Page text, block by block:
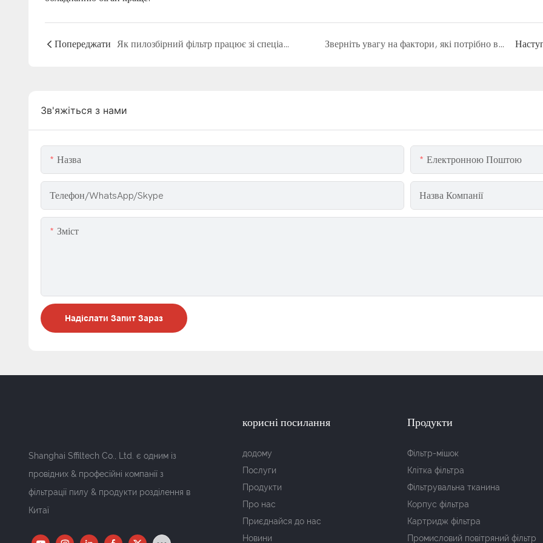
Попереджати Як пилозбірний фільтр працює зі спеціальним пиловим фільтром? Зверніть увагу на фактори, які потрібно враховувати, купуючи мішок-фільтр
Зв'яжіться з нами
Назва Електронною Поштою
Телефон/WhatsApp/Skype Назва Компанії
Зміст
Надіслати Запит Зараз
Shanghai Sffiltech Co., Ltd. є одним із
провідних & професійні компанії з
фільтрації пилу & продукти розділення в
Китаї
корисні посилання
додому
Послуги
Продукти
Про нас
Приєднайся до нас
Новини
Продукти
Фільтр-мішок
Клітка фільтра
Фільтрувальна тканина
Корпус фільтра
Картридж фільтра
Промисловий повітряний фільтр